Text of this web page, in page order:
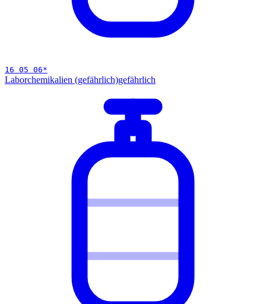
16 05 06*
Laborchemikalien (gefährlich)gefährlich